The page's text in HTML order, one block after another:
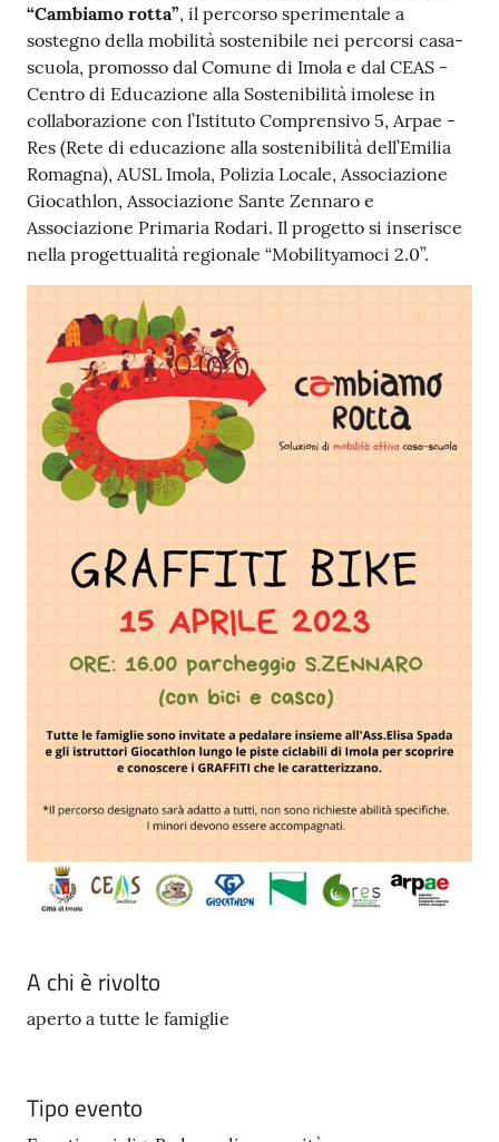
“Cambiamo rotta”, il percorso sperimentale a
sostegno della mobilità sostenibile nei percorsi casa-
scuola, promosso dal Comune di Imola e dal CEAS -
Centro di Educazione alla Sostenibilità imolese in
collaborazione con l’Istituto Comprensivo 5, Arpae -
Res (Rete di educazione alla sostenibilità dell’Emilia
Romagna), AUSL Imola, Polizia Locale, Associazione
Giocathlon, Associazione Sante Zennaro e
Associazione Primaria Rodari. Il progetto si inserisce
nella progettualità regionale “Mobilityamoci 2.0”.
A chi è rivolto
aperto a tutte le famiglie
Tipo evento